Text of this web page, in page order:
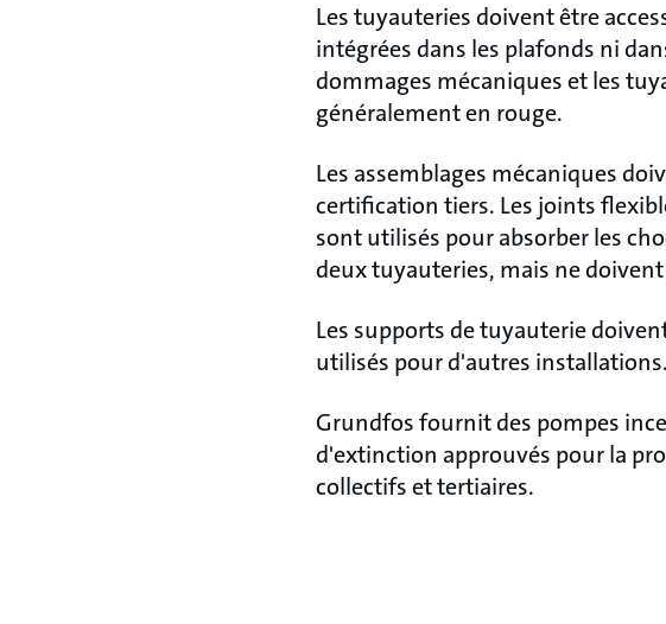
Les tuyauteries doivent être
intégrées dans les plafonds ni
dommages mécaniques et les
généralement en rouge.
Les assemblages mécaniques
certification tiers. Les joints
sont utilisés pour absorber les
deux tuyauteries, mais ne
Les supports de tuyauterie
utilisés pour d'autres installations.
Grundfos fournit des pompes
d'extinction approuvés pour la
collectifs et tertiaires.